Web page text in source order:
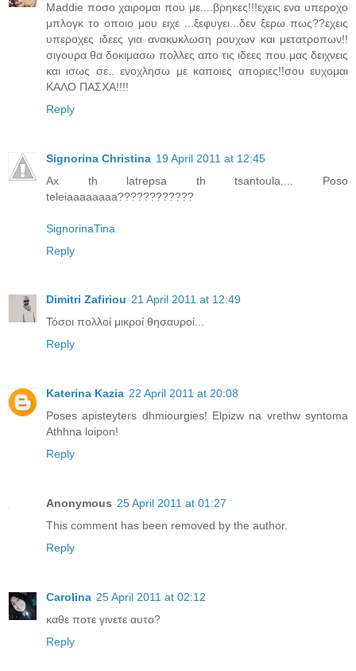
Maddie ποσο χαιρομαι που με....βρηκες!!!εχεις ενα υπεροχο
μπλογκ το οποιο μου ειχε ...ξεφυγει...δεν ξερω πως??εχεις
υπεροχες ιδεες για ανακυκλωση ρουχων και μετατροπων!!
σιγουρα θα δοκιμασω πολλες απο τις ιδεες που μας δειχνεις
και ισως σε.. ενοχλησω με καποιες αποριες!!σου ευχομαι
ΚΑΛΟ ΠΑΣΧΑ!!!!
Reply
Signorina Christina 19 April 2011 at 12:45
Ax th latrepsa th tsantoula.... Poso
teleiaaaaaaaa????????????
SignorinaTina
Reply
Dimitri Zafiriou 21 April 2011 at 12:49
Τόσοι πολλοί μικροί θησαυροί...
Reply
Katerina Kazia 22 April 2011 at 20:08
Poses apisteyters dhmiourgies! Elpizw na vrethw syntoma
Athhna loipon!
Reply
Anonymous 25 April 2011 at 01:27
This comment has been removed by the author.
Reply
Carolina 25 April 2011 at 02:12
καθε ποτε γινετε αυτο?
Reply